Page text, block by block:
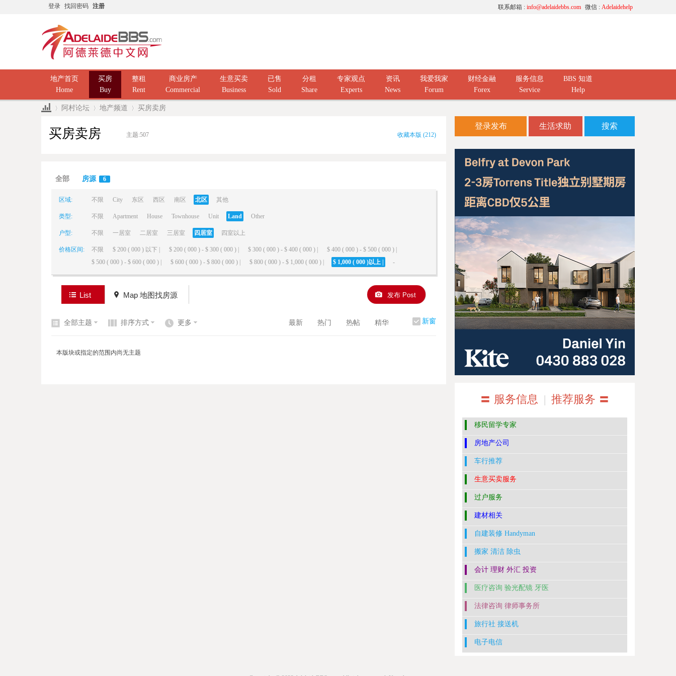
登录 找回密码 注册 微信 : Adelaidehelp
联系邮箱 : info@adelaidebbs.com
地产首页
Home
买房
Buy
整租
Rent
商业房产
Commercial
生意买卖
Business
已售
Sold
分租
Share
专家观点
Experts
资讯
News
我爱我家
Forum
财经金融
Forex
服务信息
Service
BBS 知道
Help
阿村论坛 地产频道 买房卖房
买房卖房 主题:507 收藏本版 (212)
全部 房源 6
区域: 不限 City 东区 西区 南区 北区 其他
类型: 不限 Apartment House Townhouse Unit Land Other
户型: 不限 一居室 二居室 三居室 四居室 四室以上
价格区间: 不限 $ 200 ( 000 ) 以下 | $ 200 ( 000 ) - $ 300 ( 000 ) | $ 300 ( 000 ) - $ 400 ( 000 ) |
$ 400 ( 000 ) - $ 500 ( 000 ) |
$ 500 ( 000 ) - $ 600 ( 000 ) |
$ 600 ( 000 ) - $ 800 ( 000 ) | $ 800 ( 000 ) - $ 1,000 ( 000 ) | $ 1,000 ( 000 )以上 | -
List Map 地图找房源 发布 Post
新窗
全部主题 排序方式 更多 最新 热门 热帖 精华
本版块或指定的范围内尚无主题
登录发布 生活求助 搜索
〓 服务信息 | 推荐服务 〓
移民留学专家
房地产公司
车行推荐
生意买卖服务
过户服务
建材相关
自建装修 Handyman
搬家 清洁 除虫
会计 理财 外汇 投资
医疗咨询 验光配镜 牙医
法律咨询 律师事务所
旅行社 接送机
电子电信